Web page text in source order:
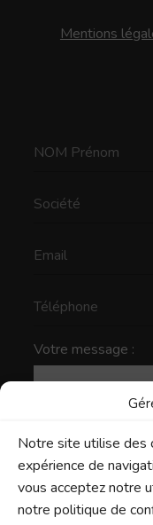
Notre site utilise des
expérience de
vous acceptez notre
notre politique de
Mentions
Votre message :